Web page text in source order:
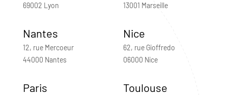
69002 Lyon
13001 Marseille
Nantes
12, rue Mercoeur
44000 Nantes
Nice
62, rue Gioffredo
06000 Nice
Paris Toulouse